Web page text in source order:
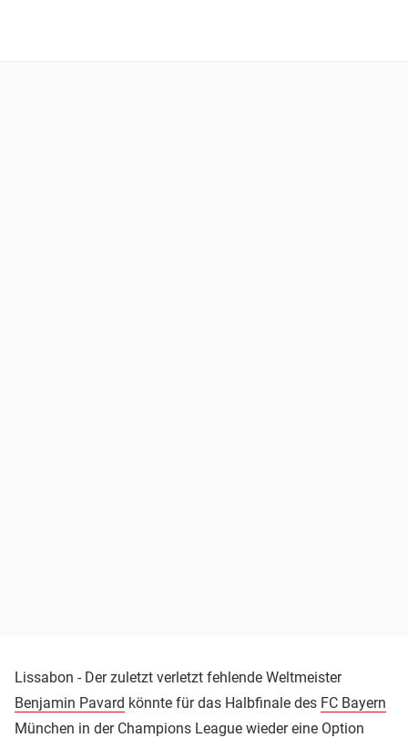
Lissabon - Der zuletzt verletzt fehlende Weltmeister
Benjamin Pavard könnte für das Halbfinale des FC Bayern
München in der Champions League wieder eine Option